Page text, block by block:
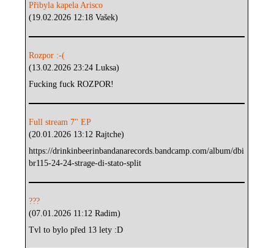
Přibyla kapela Arisco
(19.02.2026 12:18 Vašek)
Rozpor :-(
(13.02.2026 23:24 Luksa)
Fucking fuck ROZPOR!
Full stream 7" EP
(20.01.2026 13:12 Rajtche)
https://drinkinbeerinbandanarecords.bandcamp.com/album/dbi
br115-24-24-strage-di-stato-split
???
(07.01.2026 11:12 Radim)
Tvl to bylo před 13 lety :D